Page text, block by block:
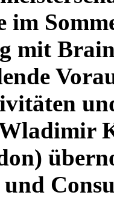
im
mit